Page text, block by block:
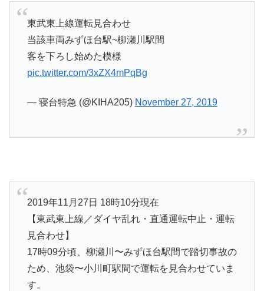
東武東上線運転見合わせ
当該車両みずほ台駅~柳瀬川駅間
客を下ろし始めた模様
pic.twitter.com/3xZX4mPqBg
— 寝台特急 (@KIHA205) November 27, 2019
2019年11月27日 18時10分現在
【東武東上線／ダイヤ乱れ・直通運転中止・運転
見合わせ】
17時09分頃、柳瀬川〜みずほ台駅間で踏切事故の
ため、池袋〜小川町駅間で運転を見合わせていま
す。